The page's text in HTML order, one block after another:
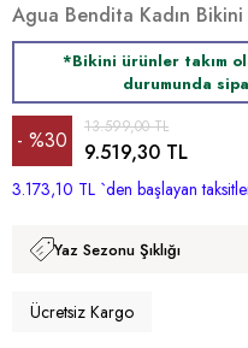
Agua Bendita Kadın Bikini
*Bikini ürünler takım
durumunda
%30
İndirim
13.599,00 TL
9.519,30 TL
3.173,10 TL `den başlayan
Yaz Sezonu Şıklığı
Ücretsiz Kargo